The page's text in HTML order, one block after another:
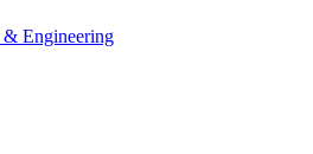
Engineering